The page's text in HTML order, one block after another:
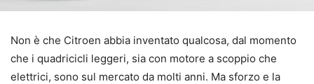
Non è che Citroen abbia inventato qualcosa, dal momento
che i quadricicli leggeri, sia con motore a scoppio che
elettrici, sono sul mercato da molti anni. Ma sforzo e la